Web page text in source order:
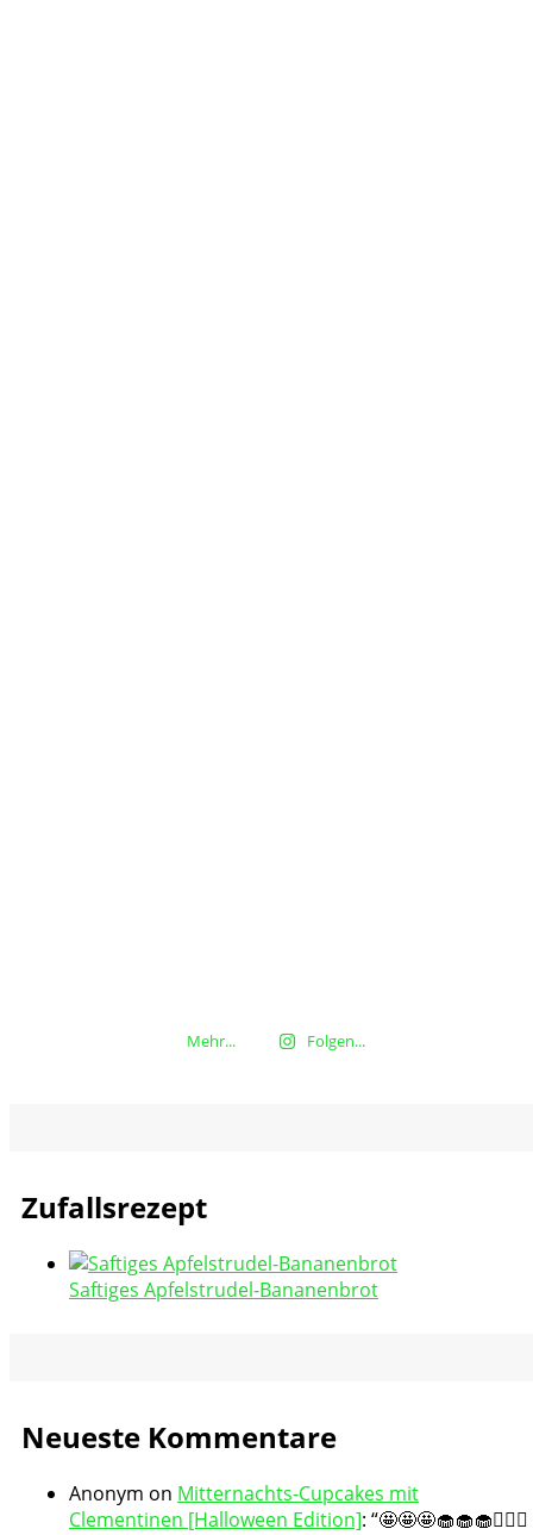
Mehr... Folgen...
Zufallsrezept
Saftiges Apfelstrudel-Bananenbrot
Neueste Kommentare
Anonym on Mitternachts-Cupcakes mit
Clementinen [Halloween Edition]: “🤩🤩🤩🧁🧁🧁🧛🏻‍♀️